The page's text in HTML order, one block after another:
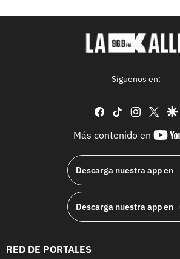
Síguenos en:
facebook
tiktok instagram
Más contenido en
Descarga nuestra app en
Descarga nuestra app en
RED DE PORTALES